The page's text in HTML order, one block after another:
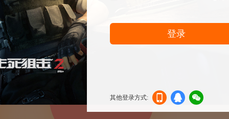
登录
其他登录方式:
机登
登录
信登